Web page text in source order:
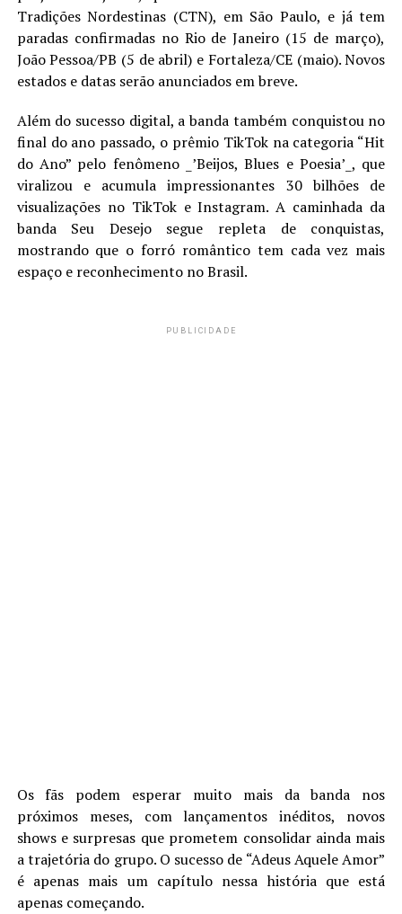
Tradições Nordestinas (CTN), em São Paulo, e já tem
paradas confirmadas no Rio de Janeiro (15 de março),
João Pessoa/PB (5 de abril) e Fortaleza/CE (maio). Novos
estados e datas serão anunciados em breve.
Além do sucesso digital, a banda também conquistou no
final do ano passado, o prêmio TikTok na categoria “Hit
do Ano” pelo fenômeno _’Beijos, Blues e Poesia’_, que
viralizou e acumula impressionantes 30 bilhões de
visualizações no TikTok e Instagram. A caminhada da
banda Seu Desejo segue repleta de conquistas,
mostrando que o forró romântico tem cada vez mais
espaço e reconhecimento no Brasil.
PUBLICIDADE
Os fãs podem esperar muito mais da banda nos
próximos meses, com lançamentos inéditos, novos
shows e surpresas que prometem consolidar ainda mais
a trajetória do grupo. O sucesso de “Adeus Aquele Amor”
é apenas mais um capítulo nessa história que está
apenas começando.